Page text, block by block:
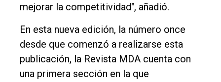
mejorar la competitividad", añadió.
En esta nueva edición, la número once
desde que comenzó a realizarse esta
publicación, la Revista MDA cuenta con
una primera sección en la que